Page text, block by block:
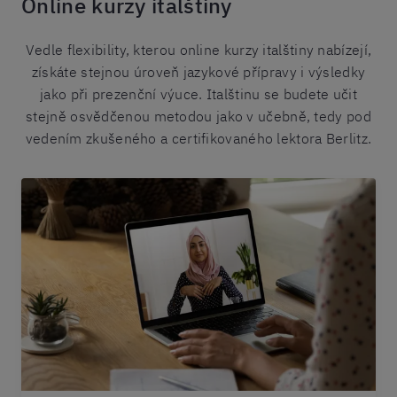
Vedle flexibility, kterou online kurzy italštiny nabízejí,
získáte stejnou úroveň jazykové přípravy i výsledky
jako při prezenční výuce. Italštinu se budete učit
stejně osvědčenou metodou jako v učebně, tedy pod
vedením zkušeného a certifikovaného lektora Berlitz.